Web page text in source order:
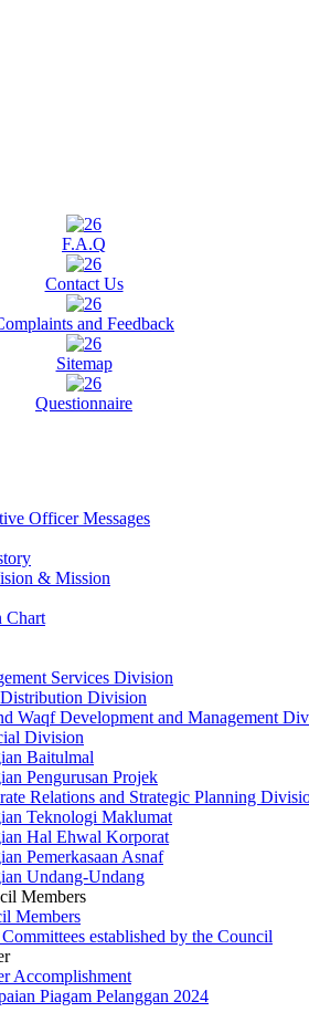
F.A.Q
Contact Us
and Feedback
Sitemap
Questionnaire
Officer Messages
& Mission
Chart
Services Division
Division
Waqf Development and Management
Division
Baitulmal
Pengurusan Projek
Relations and Strategic Planning
Teknologi Maklumat
Hal Ehwal Korporat
Pemerkasaan Asnaf
Undang-Undang
Members
Members
established by the Council
Accomplishment
Piagam Pelanggan 2024